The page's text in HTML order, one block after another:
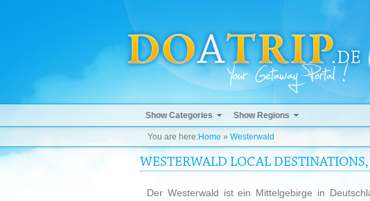
Show Categories Show Regions
You are here:Home » Westerwald
WESTERWALD LOCAL
Der Westerwald ist ein Mittelgebirge in